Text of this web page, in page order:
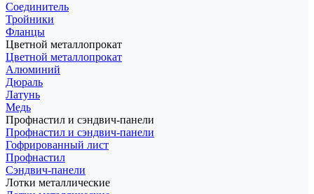
Соединитель
Тройники
Фланцы
Цветной металлопрокат
Цветной металлопрокат
Алюминий
Дюраль
Латунь
Медь
Профнастил и сэндвич-панели
Профнастил и сэндвич-панели
Гофрированный лист
Профнастил
Сэндвич-панели
Лотки металлические